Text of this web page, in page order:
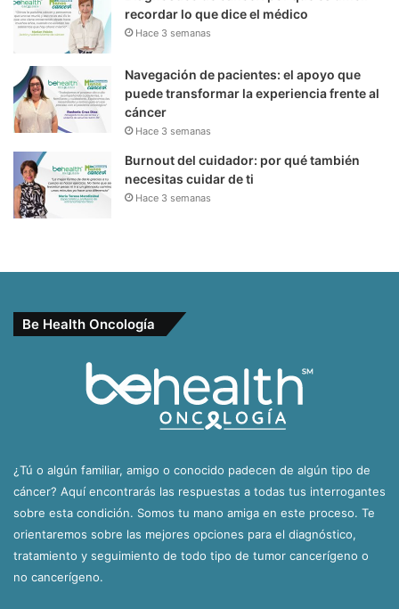
recordar lo que dice el médico
Hace 3 semanas
Navegación de pacientes: el apoyo que
puede transformar la experiencia frente al
cáncer
Hace 3 semanas
Burnout del cuidador: por qué también
necesitas cuidar de ti
Hace 3 semanas
Be Health Oncología
¿Tú o algún familiar, amigo o conocido padecen de algún tipo de
cáncer? Aquí encontrarás las respuestas a todas tus interrogantes
sobre esta condición. Somos tu mano amiga en este proceso. Te
orientaremos sobre las mejores opciones para el diagnóstico,
tratamiento y seguimiento de todo tipo de tumor cancerígeno o
no cancerígeno.